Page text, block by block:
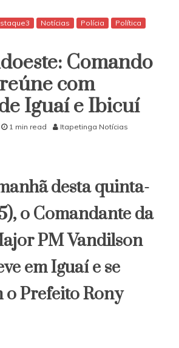
vendendo
Nova
Itapetinga
Notícias Polícia
Política
Comando
com
Iguaí e Ibicuí
1 min read Itapetinga Notícias
desta quinta-
o Comandante da
PM Vandilson
em Iguaí e se
Prefeito Rony